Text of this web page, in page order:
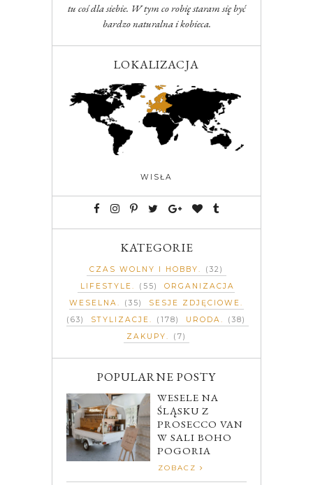
tu coś dla siebie. W tym co robię staram się być
bardzo naturalna i kobieca.
LOKALIZACJA
WISŁA
KATEGORIE
CZAS WOLNY I HOBBY
(32)
LIFESTYLE
(55)
ORGANIZACJA
WESELNA
(35)
SESJE ZDJĘCIOWE
(63)
STYLIZACJE (178) URODA
(38)
ZAKUPY
(7)
POPULARNE POSTY
WESELE NA
ŚLĄSKU Z
PROSECCO VAN
W SALI BOHO
POGORIA
ZOBACZ